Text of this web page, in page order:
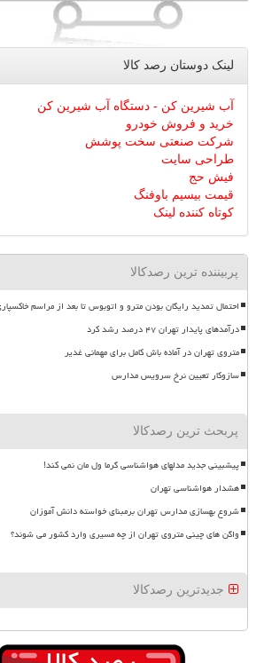
لینک دوستان رصد كالا
آب شیرین کن - دستگاه آب شیرین کن
خرید و فروش خودرو
شرکت صنعتی سخت پوشش
طراحی سایت
فیش حج
قیمت بیسیم باوفنگ
کوتاه کننده لینک
پربیننده ترین رصدکالا
احتمال تمدید رایگان بودن مترو و اتوبوس تا بعد از مراسم
درآمدهای پایدار تهران ۴۷ درصد رشد کرد
متروی تهران در آماده باش کامل برای مهمانی غدیر
سازوکار تعیین نرخ سرویس مدارس
پربحث ترین رصدکالا
پیشبینی جدید مدلهای هواشناسی گرما ول مان نمی کند!
هشدار هواشناسی تهران
شروع بهسازی مدارس تهران برمبنای خواسته دانش آموزان
واگن های چینی متروی تهران از چه مسیری وارد کشور می شوند؟
جدیدترین رصدکالا